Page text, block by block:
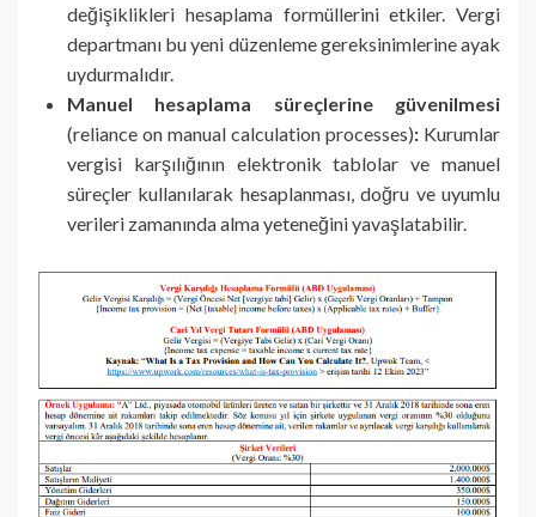
değişiklikleri hesaplama formüllerini etkiler. Vergi
departmanı bu yeni düzenleme gereksinimlerine ayak
uydurmalıdır.
Manuel hesaplama süreçlerine güvenilmesi
(reliance on manual calculation processes): Kurumlar
vergisi karşılığının elektronik tablolar ve manuel
süreçler kullanılarak hesaplanması, doğru ve uyumlu
verileri zamanında alma yeteneğini yavaşlatabilir.